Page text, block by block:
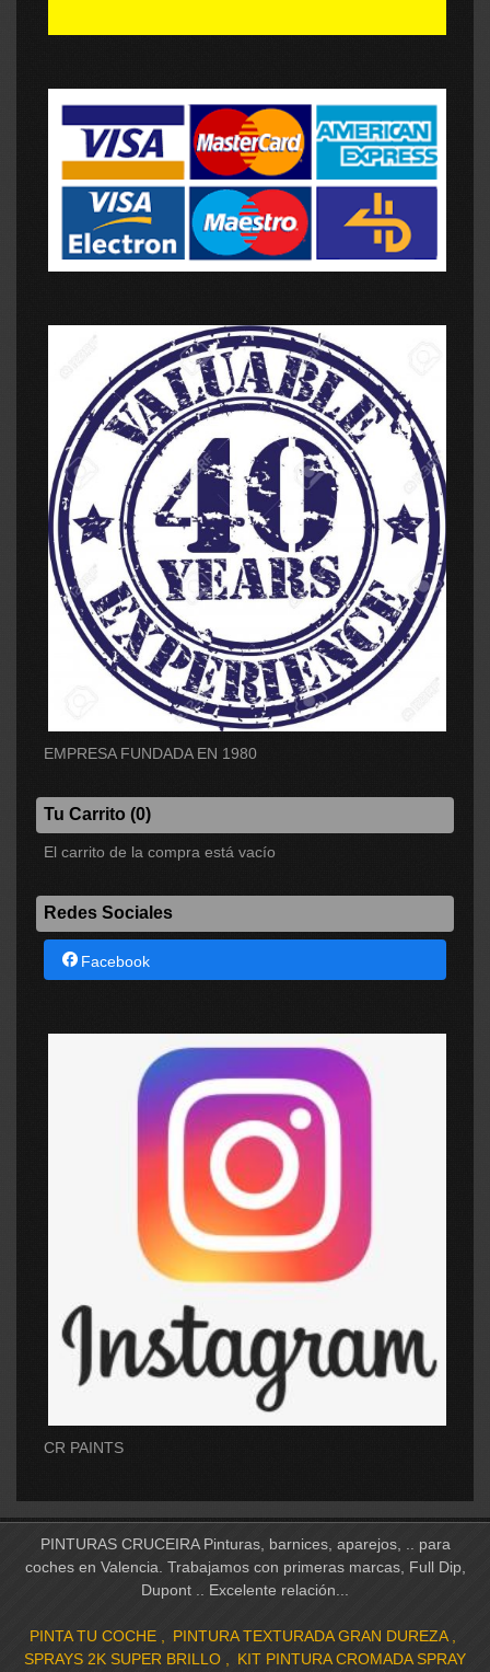
EMPRESA FUNDADA EN 1980
Tu Carrito (0)
El carrito de la compra está vacío
Redes Sociales
Facebook
CR PAINTS
PINTURAS CRUCEIRA Pinturas, barnices, aparejos, .. para
coches en Valencia. Trabajamos con primeras marcas, Full Dip,
Dupont .. Excelente relación...
PINTA TU COCHE
PINTURA TEXTURADA GRAN DUREZA
SPRAYS 2K SUPER BRILLO
KIT PINTURA CROMADA SPRAY